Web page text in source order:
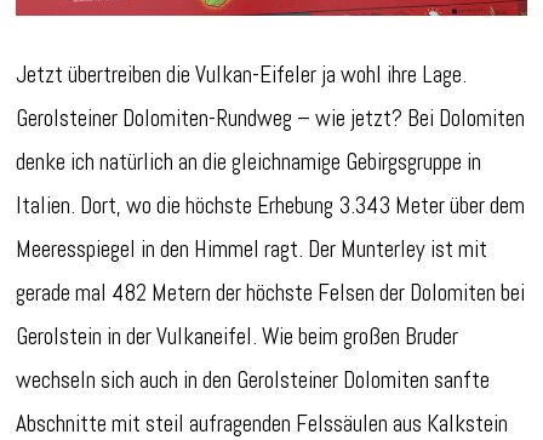
Jetzt übertreiben die Vulkan-Eifeler ja wohl ihre Lage.
Gerolsteiner Dolomiten-Rundweg – wie jetzt? Bei Dolomiten
denke ich natürlich an die gleichnamige Gebirgsgruppe in
Italien. Dort, wo die höchste Erhebung 3.343 Meter über dem
Meeresspiegel in den Himmel ragt. Der Munterley ist mit
gerade mal 482 Metern der höchste Felsen der Dolomiten bei
Gerolstein in der Vulkaneifel. Wie beim großen Bruder
wechseln sich auch in den Gerolsteiner Dolomiten sanfte
Abschnitte mit steil aufragenden Felssäulen aus Kalkstein